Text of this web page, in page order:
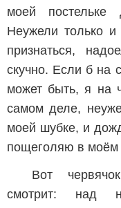
моей постельке
Неужели только
признаться,
скучно. Если б на
может быть, я на
самом деле,
моей шубке, и
пощеголяю в моём
Вот
смотрит: над